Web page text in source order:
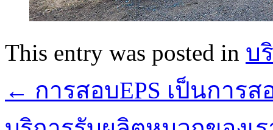
This entry was posted in บ
← การสอบEPS เป็นกา